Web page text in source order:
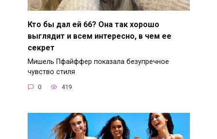
Кто бы дал ей 66? Она так хорошо
выглядит и всем интересно, в чем ее
секрет
Мишель Пфайффер показала безупречное
чувство стиля
0 419